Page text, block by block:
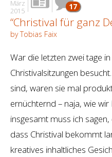
März
2015
17
“Christival für ganz
by Tobias Faix
War die letzten zwei tage
Christivalsitzungen
sind, waren sie mal
ernüchternd – naja, wie
insgesamt muss ich
dass Christival bekommt
kreatives inhaltliches